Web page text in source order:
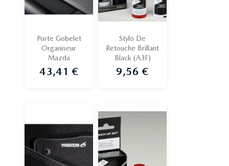
Porte Gobelet
Organiseur
Mazda
Prix
43,41 €
Stylo De
Retouche Brillant
Black (A3F)
Prix
9,56 €